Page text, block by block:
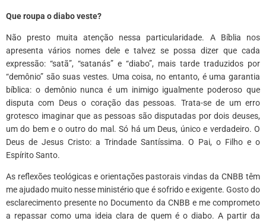
Que roupa o diabo veste?
Não presto muita atenção nessa particularidade. A Bíblia nos
apresenta vários nomes dele e talvez se possa dizer que cada
expressão: “satã”, “satanás” e “diabo”, mais tarde traduzidos por
“demônio” são suas vestes. Uma coisa, no entanto, é uma garantia
bíblica: o demônio nunca é um inimigo igualmente poderoso que
disputa com Deus o coração das pessoas. Trata-se de um erro
grotesco imaginar que as pessoas são disputadas por dois deuses,
um do bem e o outro do mal. Só há um Deus, único e verdadeiro. O
Deus de Jesus Cristo: a Trindade Santíssima. O Pai, o Filho e o
Espírito Santo.
As reflexões teológicas e orientações pastorais vindas da CNBB têm
me ajudado muito nesse ministério que é sofrido e exigente. Gosto do
esclarecimento presente no Documento da CNBB e me comprometo
a repassar como uma ideia clara de quem é o diabo. A partir da